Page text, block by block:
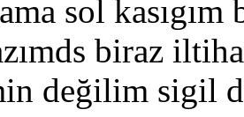
sol
biraz
değilim sigil